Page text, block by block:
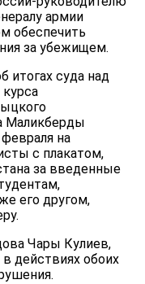
армии
обеспечить
за убежищем.
итогах суда над
Маликберды
на
с плакатом,
за введенные
его другом,
Чары Кулиев,
действиях обоих